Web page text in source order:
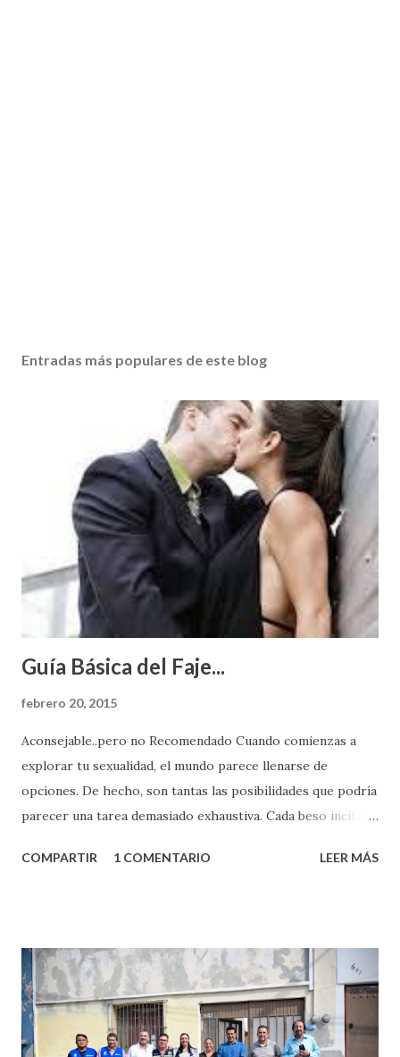
Entradas más populares de este blog
Guía Básica del Faje...
febrero 20, 2015
Aconsejable..pero no Recomendado Cuando comienzas a
explorar tu sexualidad, el mundo parece llenarse de
opciones. De hecho, son tantas las posibilidades que podría
parecer una tarea demasiado exhaustiva. Cada beso incita
partes de ti que jamás hubieras imaginado. El problema es
conoces ni la mitad de lo que deberías saber. Pero incluso
quienes ya han tenido relaciones sexuales no son expertos
o expertas en el tema. Siempre hay algo nuevo que
aprender y nuevas experiencias que conocer. Si eres una
COMPARTIR 1 COMENTARIO LEER MÁS